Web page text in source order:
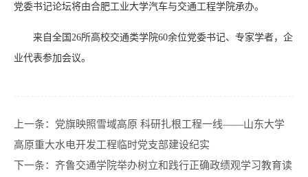
党委书记论坛将由合肥工业大学汽车与交通工程学院承办。
来自全国26所高校交通类学院60余位党委书记、专家学者，企
业代表参加会议。
上一条： 党旗映照雪域高原 科研扎根工程一线——山东大学
高原重大水电开发工程临时党支部建设纪实
下一条： 齐鲁交通学院举办树立和践行正确政绩观学习教育读